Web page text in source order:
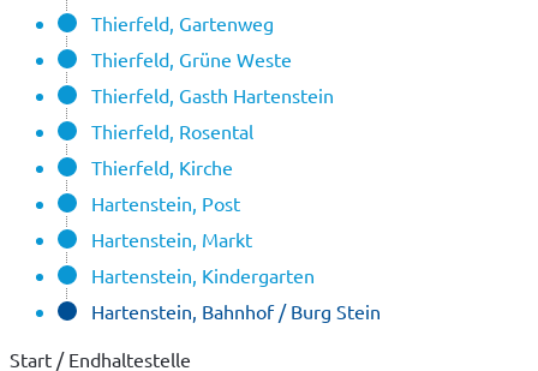
Thierfeld, Gartenweg
Thierfeld, Grüne Weste
Thierfeld, Gasth Hartenstein
Thierfeld, Rosental
Thierfeld, Kirche
Hartenstein, Post
Hartenstein, Markt
Hartenstein, Kindergarten
Hartenstein, Bahnhof / Burg Stein
Start / Endhaltestelle